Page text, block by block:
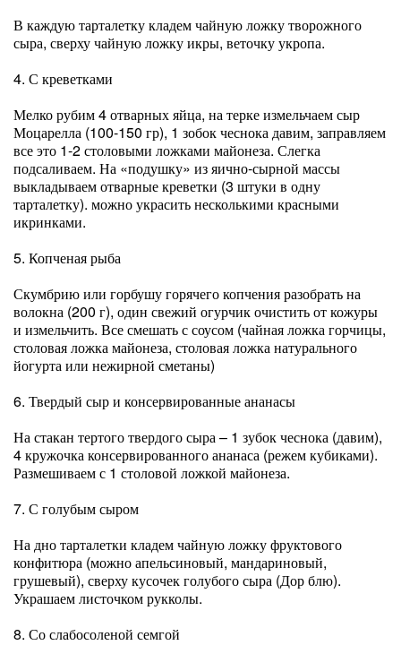
В каждую тарталетку кладем чайную ложку творожного
сыра, сверху чайную ложку икры, веточку укропа.
4. С креветками
Мелко рубим 4 отварных яйца, на терке измельчаем сыр
Моцарелла (100-150 гр), 1 зобок чеснока давим, заправляем
все это 1-2 столовыми ложками майонеза. Слегка
подсаливаем. На «подушку» из яично-сырной массы
выкладываем отварные креветки (3 штуки в одну
тарталетку). можно украсить несколькими красными
икринками.
5. Копченая рыба
Скумбрию или горбушу горячего копчения разобрать на
волокна (200 г), один свежий огурчик очистить от кожуры
и измельчить. Все смешать с соусом (чайная ложка горчицы,
столовая ложка майонеза, столовая ложка натурального
йогурта или нежирной сметаны)
6. Твердый сыр и консервированные ананасы
На стакан тертого твердого сыра – 1 зубок чеснока (давим),
4 кружочка консервированного ананаса (режем кубиками).
Размешиваем с 1 столовой ложкой майонеза.
7. С голубым сыром
На дно тарталетки кладем чайную ложку фруктового
конфитюра (можно апельсиновый, мандариновый,
грушевый), сверху кусочек голубого сыра (Дор блю).
Украшаем листочком рукколы.
8. Со слабосоленой семгой